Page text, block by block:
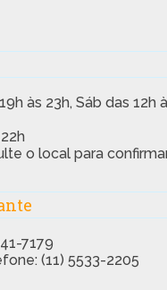
às 23h, Sáb das
o local para
7179
(11) 5533-2205